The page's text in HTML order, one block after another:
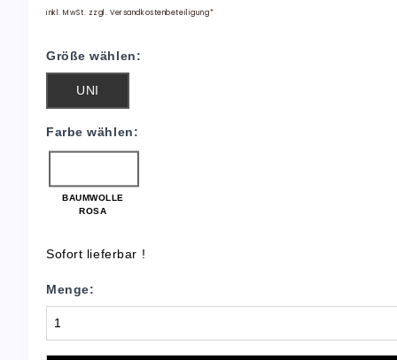
inkl. MwSt. zzgl. Versandkostenbeteiligung*
Größe wählen:
UNI
Farbe wählen:
BAUMWOLLE
ROSA
Sofort lieferbar !
Menge: